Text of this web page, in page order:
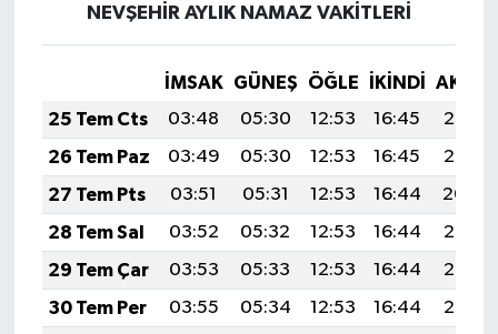
NEVŞEHİR AYLIK NAMAZ VAKITLERI
İMSAK GÜNEŞ ÖĞLE İKINDI
25 Tem Cts
03:48 05:30 12:53 16:45
20:06
26 Tem Paz
03:49 05:30 12:53 16:45
20:05
27 Tem Pts
03:51 05:31 12:53 16:44
20:04
28 Tem Sal
03:52 05:32 12:53 16:44
20:03
29 Tem Çar
03:53 05:33 12:53 16:44
20:02
30 Tem Per
03:55 05:34 12:53 16:44
20:02